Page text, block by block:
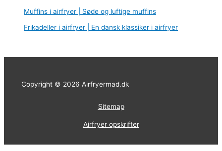
Muffins i airfryer | Søde og luftige muffins
Frikadeller i airfryer | En dansk klassiker i airfryer
Copyright © 2026 Airfryermad.dk
Sitemap
Airfryer opskrifter